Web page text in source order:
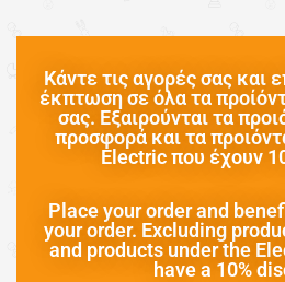
Κάντε τις αγορές σας και
έκπτωση σε όλα τα
σας. Εξαιρούνται τα
προσφορά και τα
Electric που έχουν
Place your order and
your order. Excluding
and products under the
have a 10%